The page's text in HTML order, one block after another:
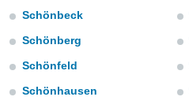
en
más
nuestra
Schönbeck
Schönberg
Schönfeld
Schönhausen